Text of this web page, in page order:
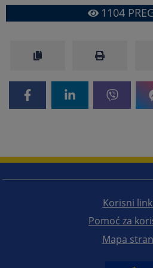
1104
Korisni
Pomoć za
Mapa